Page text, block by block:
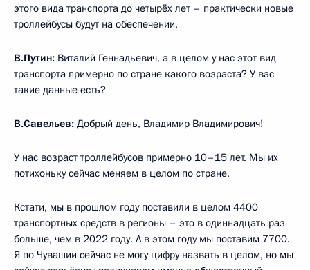
этого вида транспорта до четырёх лет – практически новые
троллейбусы будут на обеспечении.
В.Путин: Виталий Геннадьевич, а в целом у нас этот вид
транспорта примерно по стране какого возраста? У вас
такие данные есть?
В.Савельев: Добрый день, Владимир Владимирович!
У нас возраст троллейбусов примерно 10–15 лет. Мы их
потихоньку сейчас меняем в целом по стране.
Кстати, мы в прошлом году поставили в целом 4400
транспортных средств в регионы – это в одиннадцать раз
больше, чем в 2022 году. А в этом году мы поставим 7700.
Я по Чувашии сейчас не могу цифру назвать в целом, но мы